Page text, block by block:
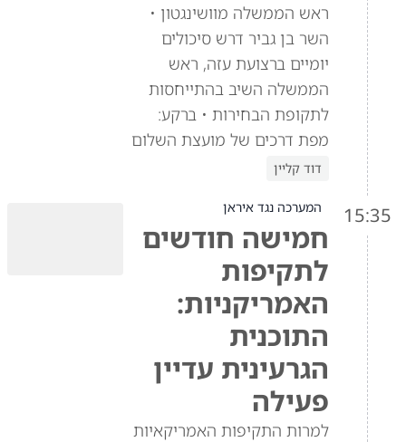
ראש הממשלה מוושינגטון •
השר בן גביר דרש סיכולים
יומיים ברצועת עזה, ראש
הממשלה השיב בהתייחסות
לתקופת הבחירות • ברקע:
מפת דרכים של מועצת השלום
דוד קליין
15:35 המערכה נגד איראן
חמישה חודשים
לתקיפות
האמריקניות:
התוכנית
הגרעינית עדיין
פעילה
למרות התקיפות האמריקאיות